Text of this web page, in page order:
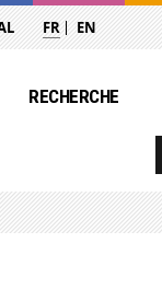
FR EN
RECHERCHE